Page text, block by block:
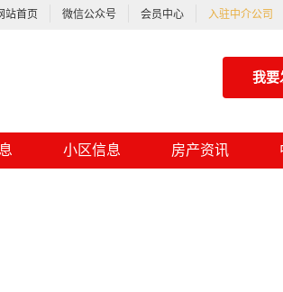
站首页 微信公众号 会员中心 入驻中介公司
我要
小区信息 房产资讯